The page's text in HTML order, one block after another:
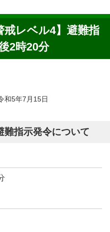
戒レベル4】避難指
2時20分
5年7月15日
難指示発令について